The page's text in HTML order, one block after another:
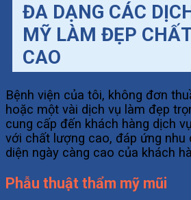
ĐA DẠNG CÁC
MỸ LÀM ĐẸP
CAO
Bệnh viện của tôi, không đơn
hoặc một vài dịch vụ làm đẹp
cung cấp đến khách hàng dịch
với chất lượng cao, đáp ứng nhu
diện ngày càng cao của khách
Phẫu thuật thẩm mỹ mũi